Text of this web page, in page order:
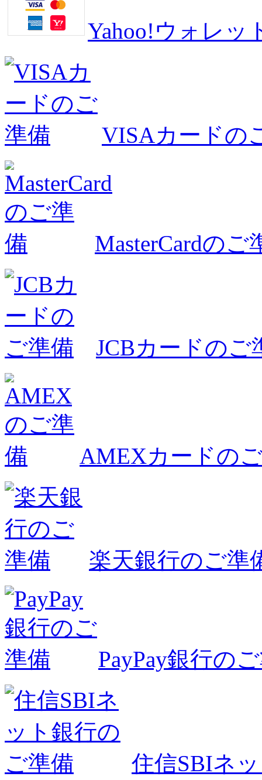
Yahoo!ウォレッ
VISAカードの
MasterCardのご
JCBカードのご
AMEXカードの
楽天銀行のご準
PayPay銀行の
住信SBIネ